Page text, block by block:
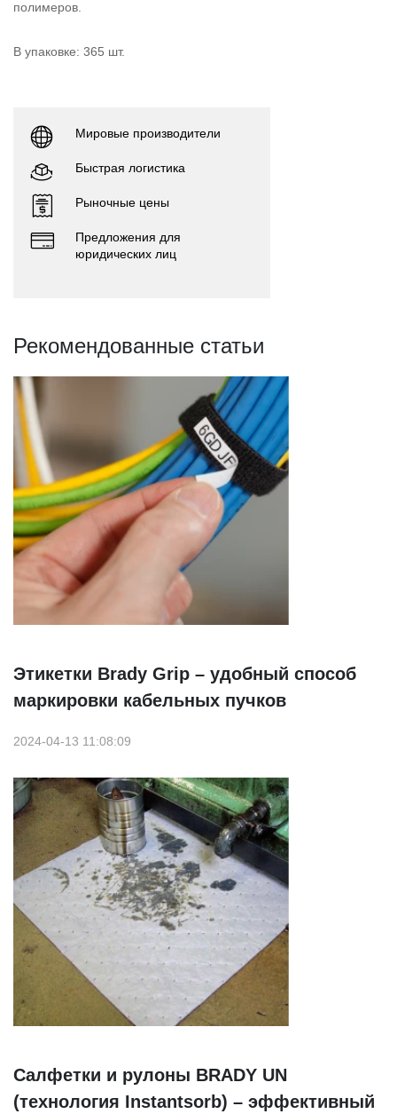
полимеров.
В упаковке: 365 шт.
Мировые производители
Быстрая логистика
Рыночные цены
Предложения для
юридических лиц
Рекомендованные статьи
Этикетки Brady Grip – удобный способ
маркировки кабельных пучков
2024-04-13 11:08:09
Салфетки и рулоны BRADY UN
(технология Instantsorb) – эффективный